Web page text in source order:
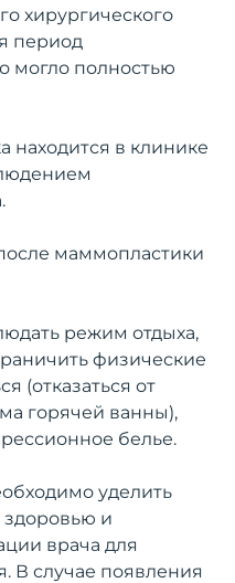
хирургического
период
могло полностью
находится в клинике
маммопластики
режим отдыха,
физические
(отказаться от
горячей ванны),
белье.
уделить
и
врача для
В случае появления